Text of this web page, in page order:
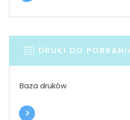
DRUKI DO
Baza druków